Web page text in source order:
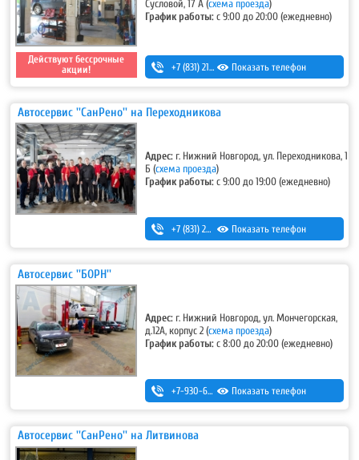
Действуют бессрочные
акции!
Сусловой, 17 А(схема проезда)
График работы:с 9:00 до 20:00 (ежедневно)
+7 (831) 213-75-75 (доб. 2) Показать телефон
Автосервис ''СанРено'' на Переходникова
Адрес: г. Нижний Новгород, ул. Переходникова, 1
Б (схема проезда)
График работы:с 9:00 до 19:00 (ежедневно)
+7 (831) 280-69-88 Показать телефон
Автосервис ''БОРН''
Адрес: г. Нижний Новгород, ул. Мончегорская,
д.12А, корпус 2(схема проезда)
График работы:с 8:00 до 20:00 (ежедневно)
+7-930-666-14-30 Показать телефон
Автосервис ''СанРено'' на Литвинова